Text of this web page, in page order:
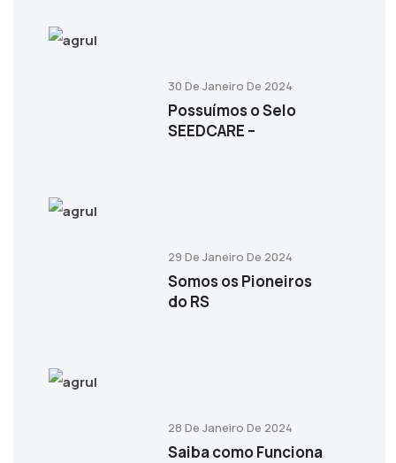
30 De Janeiro De 2024
Possuímos o Selo
SEEDCARE –
29 De Janeiro De 2024
Somos os Pioneiros
do RS
28 De Janeiro De 2024
Saiba como Funciona